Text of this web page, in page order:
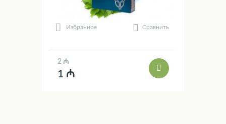
Избранное Сравнить
2 ₼
1 ₼